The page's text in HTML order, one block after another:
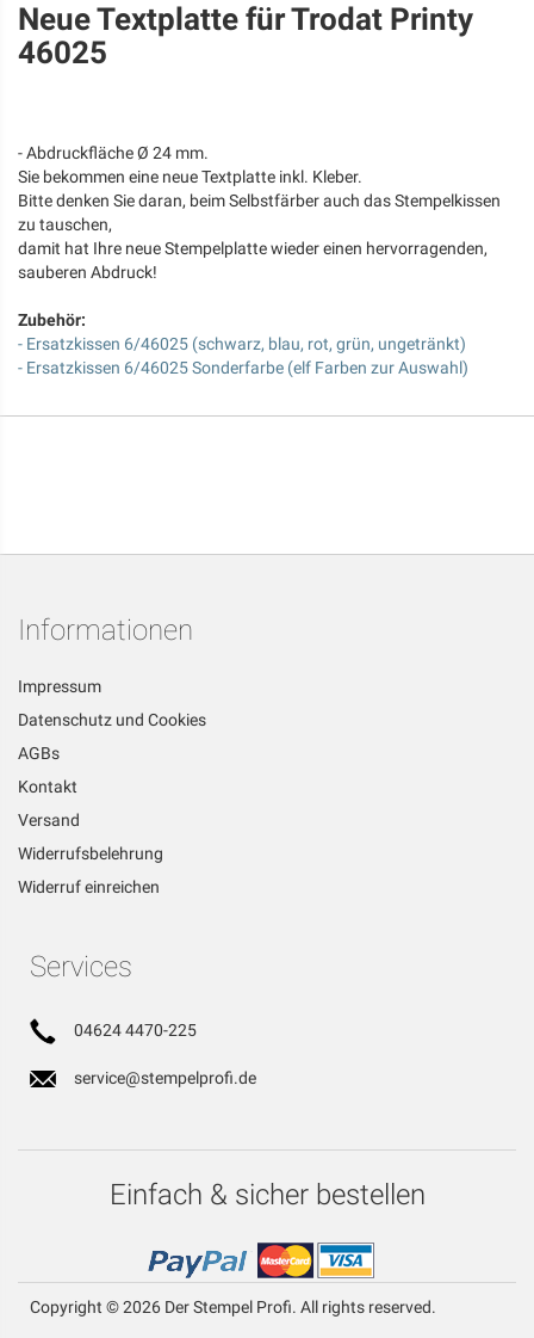
Neue Textplatte für Trodat Printy
46025
- Abdruckfläche Ø 24 mm.
Sie bekommen eine neue Textplatte inkl. Kleber.
Bitte denken Sie daran, beim Selbstfärber auch das Stempelkissen
zu tauschen,
damit hat Ihre neue Stempelplatte wieder einen hervorragenden,
sauberen Abdruck!
Zubehör:
- Ersatzkissen 6/46025 (schwarz, blau, rot, grün, ungetränkt)
- Ersatzkissen 6/46025 Sonderfarbe (elf Farben zur Auswahl)
Informationen
Impressum
Datenschutz und Cookies
AGBs
Kontakt
Versand
Widerrufsbelehrung
Widerruf einreichen
Services
04624 4470-225
service@stempelprofi.de
Einfach & sicher bestellen
Copyright © 2026 Der Stempel Profi. All rights reserved.